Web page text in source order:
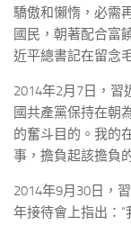
驕傲和懶惰，必需
國民，朝著配合富
近平總書記在留念
2014年2月7日，習
國共產黨保持在朝
的奮斗目的。我的
事，擔負起該擔負
2014年9月30日，
年接待會上指出：“